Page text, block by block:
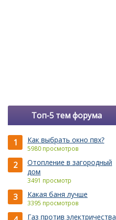
Топ-5 тем форума
1 Как выбрать окно пвх?
5980 просмотров
2
Отопление в загородный
дом
3491 просмотр
3 Какая баня лучше
3395 просмотров
Газ против электричества